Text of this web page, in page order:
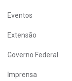
Eventos
Extensão
Governo Federal
Imprensa